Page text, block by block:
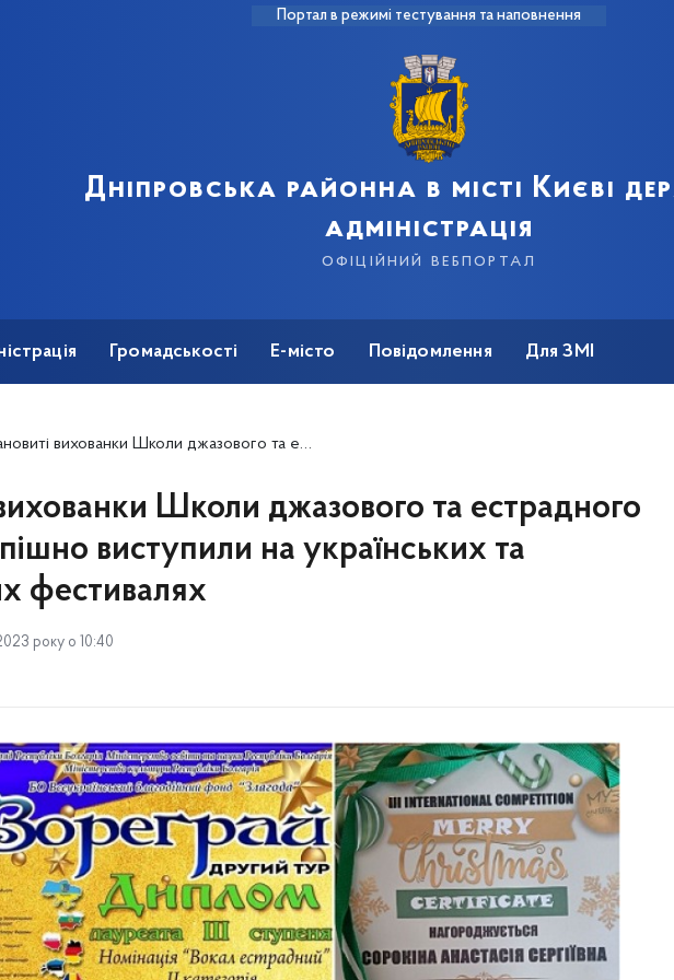
Портал в режимі тестування та наповнення
Дніпровська районна в місті Києві
адміністрація
офіційний вебпортал
Громадськості Е-місто Повідомлення Для ЗМІ
вихованки Школи джазового та естрадного мистецтв успішно виступили на українських та міжнародних фестивалях
Школи джазового та естрадного
виступили на українських та
фестивалях
року о 10:40